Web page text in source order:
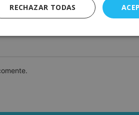
RECHAZAR TODAS
Publicidad